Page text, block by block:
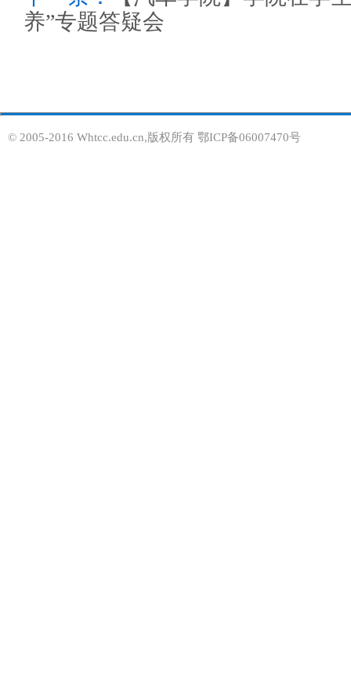
养”专题答疑会
© 2005-2016 Whtcc.edu.cn,版权所有 鄂ICP备06007470号